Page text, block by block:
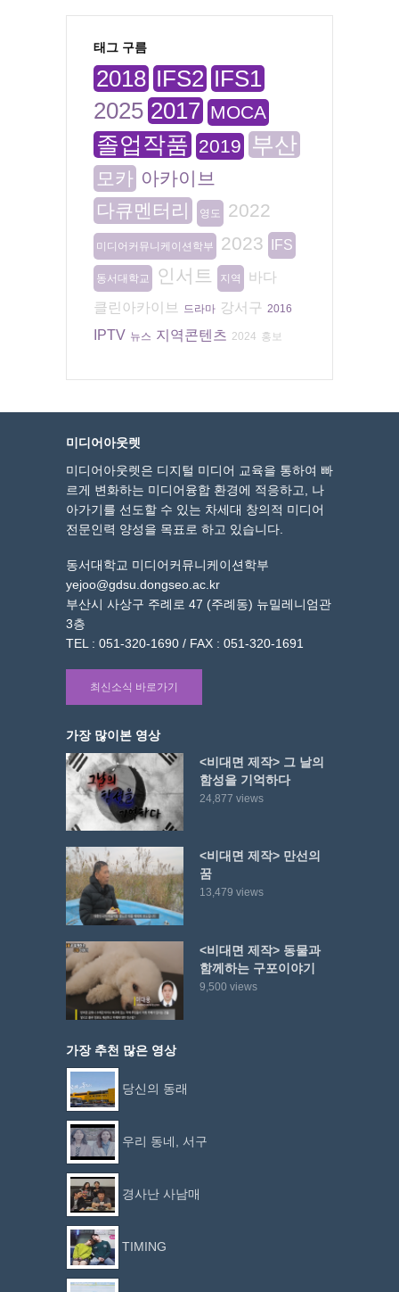
태그 구름
2018 IFS2 IFS1
2025 2017 MOCA
졸업작품 2019 부산
모카 아카이브
다큐멘터리
영도 2022
미디어커뮤니케이션학부 2023 IFS
동서대학교 인서트 지역
바다
클린아카이브
드라마 강서구 2016
IPTV 뉴스 지역콘텐츠 2024 홍보
미디어아웃렛
미디어아웃렛은 디지털 미디어 교육을 통하여 빠
르게 변화하는 미디어융합 환경에 적응하고, 나
아가기를 선도할 수 있는 차세대 창의적 미디어
전문인력 양성을 목표로 하고 있습니다.
동서대학교 미디어커뮤니케이션학부
yejoo@gdsu.dongseo.ac.kr
부산시 사상구 주례로 47 (주례동) 뉴밀레니엄관
3층
TEL : 051-320-1690 / FAX : 051-320-1691
최신소식 바로가기
가장 많이본 영상
<비대면 제작> 그 날의
함성을 기억하다
24,877 views
<비대면 제작> 만선의
꿈
13,479 views
<비대면 제작> 동물과
함께하는 구포이야기
9,500 views
가장 추천 많은 영상
당신의 동래
우리 동네, 서구
경사난 사남매
TIMING